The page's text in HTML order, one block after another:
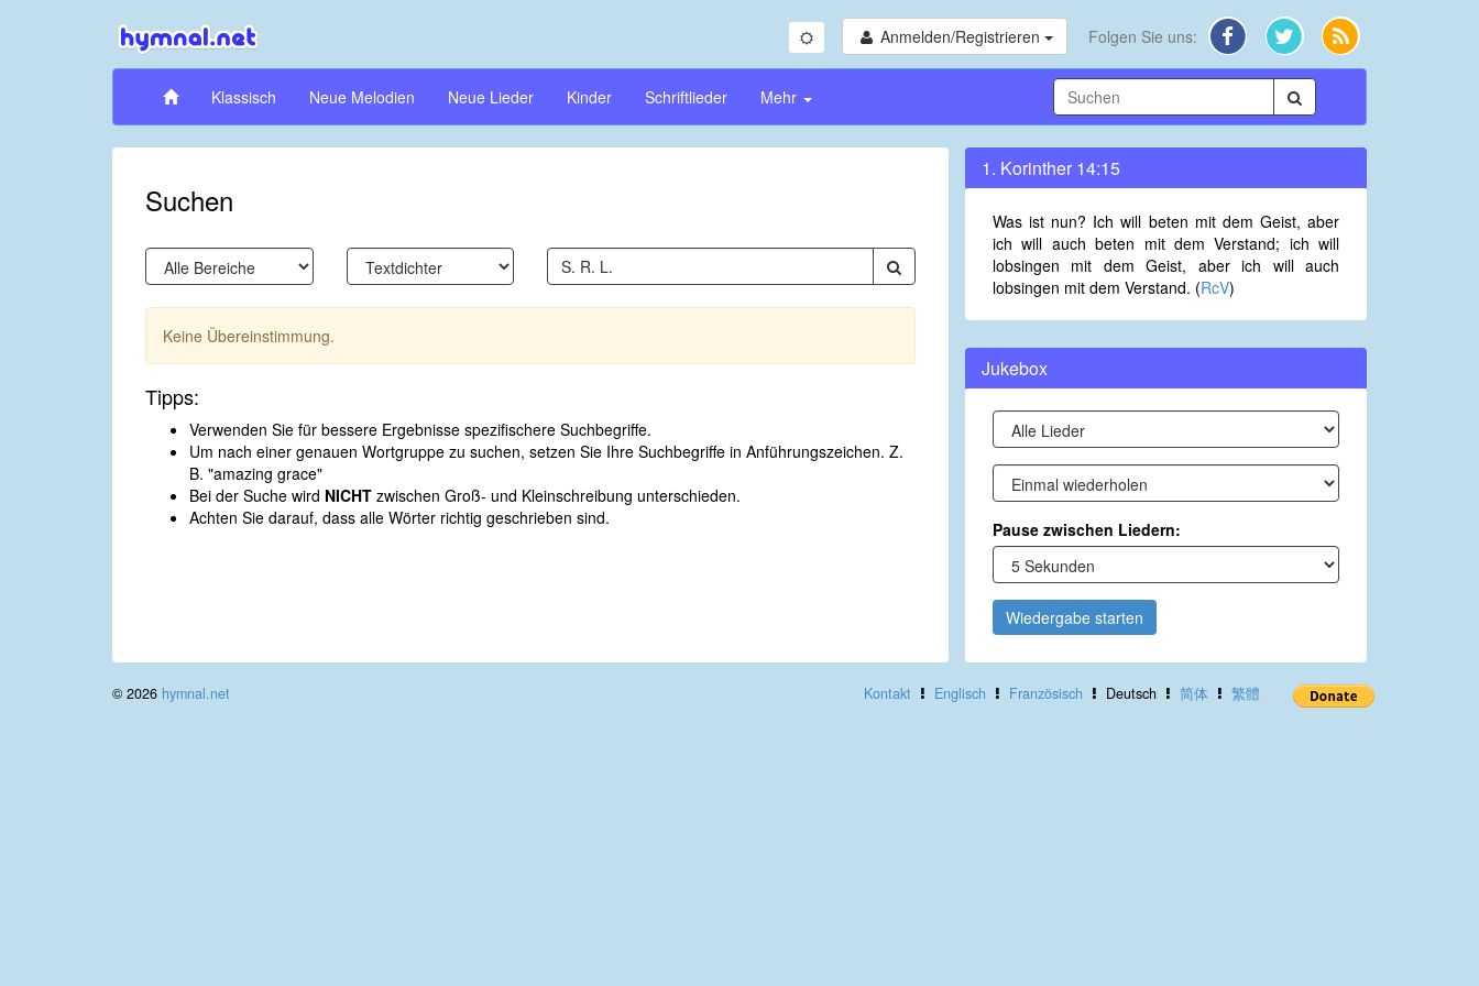
Anmelden/Registrieren Folgen Sie uns:
Klassisch Neue Melodien Neue Lieder Kinder Schriftlieder Mehr
Suchen
Keine Übereinstimmung.
Tipps:
Verwenden Sie für bessere Ergebnisse spezifischere Suchbegriffe.
Um nach einer genauen Wortgruppe zu suchen, setzen Sie Ihre Suchbegriffe in Anführungszeichen. Z.
B. "amazing grace"
Bei der Suche wird NICHT zwischen Groß- und Kleinschreibung unterschieden.
Achten Sie darauf, dass alle Wörter richtig geschrieben sind.
1. Korinther 14:15
Was ist nun? Ich will beten mit dem Geist, aber
ich will auch beten mit dem Verstand; ich will
lobsingen mit dem Geist, aber ich will auch
lobsingen mit dem Verstand. (RcV)
Jukebox
Pause zwischen Liedern:
Wiedergabe starten
Kontakt Englisch Französisch Deutsch 简体 繁體
© 2026 hymnal.net